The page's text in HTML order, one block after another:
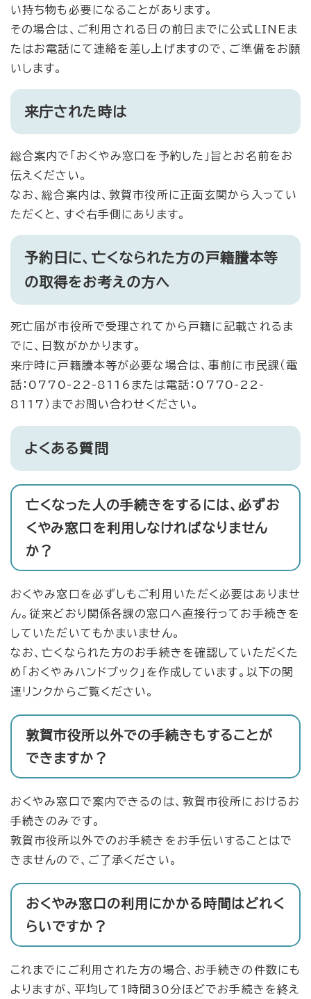
い持ち物も必要になることがあります。
その場合は、ご利用される日の前日までに公式LINEま
たはお電話にて連絡を差し上げますので、ご準備をお願
いします。
来庁された時は
総合案内で「おくやみ窓口を予約した」旨とお名前をお
伝えください。
なお、総合案内は、敦賀市役所に正面玄関から入ってい
ただくと、すぐ右手側にあります。
予約日に、亡くなられた方の戸籍謄本等
の取得をお考えの方へ
死亡届が市役所で受理されてから戸籍に記載されるま
でに、日数がかかります。
来庁時に戸籍謄本等が必要な場合は、事前に市民課（電
話：0770-22-8116または電話：0770-22-
8117）までお問い合わせください。
よくある質問
亡くなった人の手続きをするには、必ずお
くやみ窓口を利用しなければなりません
か？
おくやみ窓口を必ずしもご利用いただく必要はありませ
ん。従来どおり関係各課の窓口へ直接行ってお手続きを
していただいてもかまいません。
なお、亡くなられた方のお手続きを確認していただくた
め「おくやみハンドブック」を作成しています。以下の関
連リンクからご覧ください。
敦賀市役所以外での手続きもすることが
できますか？
おくやみ窓口で案内できるのは、敦賀市役所におけるお
手続きのみです。
敦賀市役所以外でのお手続きをお手伝いすることはで
きませんので、ご了承ください。
おくやみ窓口の利用にかかる時間はどれく
らいですか？
これまでにご利用された方の場合、お手続きの件数にも
よりますが、平均して1時間30分ほどでお手続きを終え